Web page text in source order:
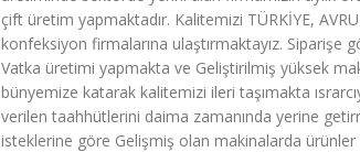
çift üretim yapmaktadır. Kalitemizi TÜRKİYE,
konfeksiyon firmalarına ulaştırmaktayız. Siparişe
Vatka üretimi yapmakta ve Geliştirilmiş yüksek
bünyemize katarak kalitemizi ileri taşımakta
verilen taahhütlerini daima zamanında yerine
isteklerine göre Gelişmiş olan makinalarda ürünler